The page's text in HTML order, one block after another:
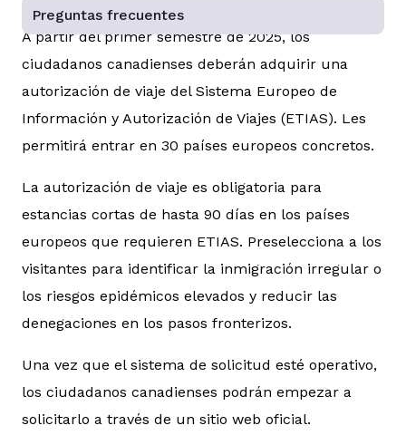
Preguntas frecuentes
A partir del primer semestre de 2025, los
ciudadanos canadienses deberán adquirir una
autorización de viaje del Sistema Europeo de
Información y Autorización de Viajes (ETIAS). Les
permitirá entrar en 30 países europeos concretos.
La autorización de viaje es obligatoria para
estancias cortas de hasta 90 días en los países
europeos que requieren ETIAS. Preselecciona a los
visitantes para identificar la inmigración irregular o
los riesgos epidémicos elevados y reducir las
denegaciones en los pasos fronterizos.
Una vez que el sistema de solicitud esté operativo,
los ciudadanos canadienses podrán empezar a
solicitarlo a través de un sitio web oficial.